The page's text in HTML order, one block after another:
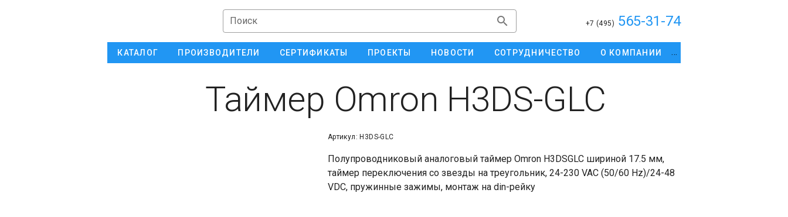
Поиск +7 (495) 565-31-74
КАТАЛОГ ПРОИЗВОДИТЕЛИ СЕРТИФИКАТЫ ПРОЕКТЫ НОВОСТИ СОТРУДНИЧЕСТВО О КОМПАНИИ
Таймер Omron H3DS-GLC
Артикул: H3DS-GLC
Полупроводниковый аналоговый таймер Omron H3DSGLC шириной 17.5 мм,
таймер переключения со звезды на треугольник, 24-230 VAC (50/60 Hz)/24-48
VDC, пружинные зажимы, монтаж на din-рейку